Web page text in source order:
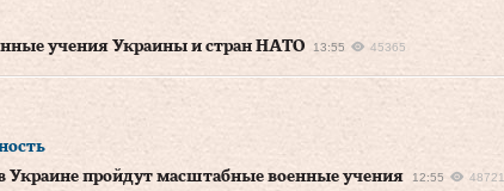
учения Украины и стран НАТО
13:55 45365
Украине пройдут масштабные военные учения
12:55 48721